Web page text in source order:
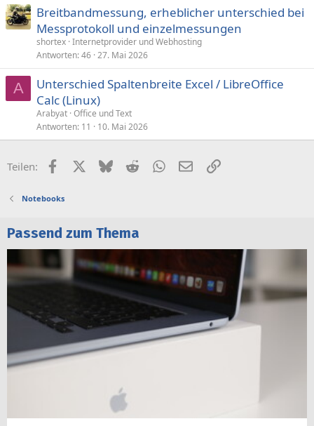
Breitbandmessung, erheblicher unterschied bei
Messprotokoll und einzelmessungen
shortex Internetprovider und Webhosting
Antworten 46 27. Mai 2026
A
Unterschied Spaltenbreite Excel / LibreOffice
Calc (Linux)
Arabyat Office und Text
Antworten 11 10. Mai 2026
Teilen: FacebookX (Twitter)
BlueskyRedditWhatsApp
E-MailLink
Notebooks
Passend zum Thema